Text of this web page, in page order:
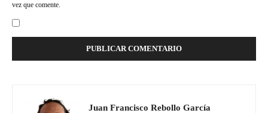
vez que comente.
Juan Francisco Rebollo García